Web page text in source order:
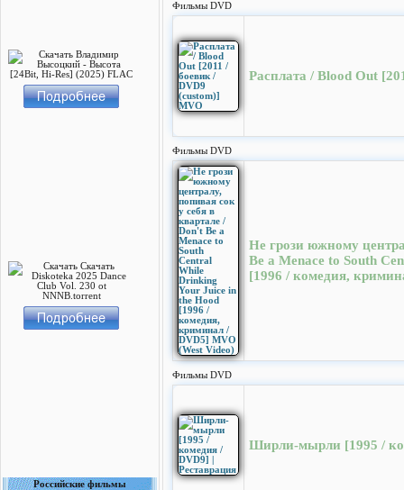
Российские фильмы
Фильмы DVD
Расплата / Blood Out
Фильмы DVD
Не грози южному
Be a Menace to South
[1996 / комедия,
Фильмы DVD
Ширли-мырли [1995 /